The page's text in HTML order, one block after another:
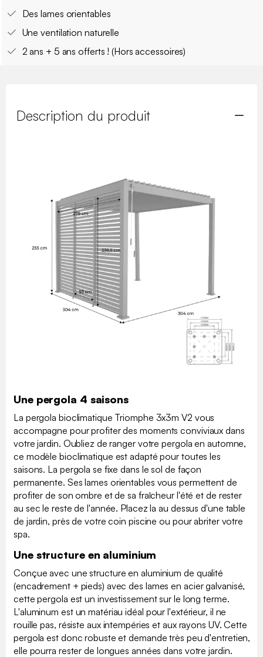
Des lames orientables
Une ventilation naturelle
2 ans + 5 ans offerts ! (Hors accessoires)
Description du produit
Une pergola 4 saisons
La pergola bioclimatique Triomphe 3x3m V2 vous
accompagne pour profiter des moments conviviaux dans
votre jardin. Oubliez de ranger votre pergola en automne,
ce modèle bioclimatique est adapté pour toutes les
saisons. La pergola se fixe dans le sol de façon
permanente. Ses lames orientables vous permettent de
profiter de son ombre et de sa fraîcheur l'été et de rester
au sec le reste de l'année. Placez la au dessus d'une table
de jardin, près de votre coin piscine ou pour abriter votre
spa.
Une structure en aluminium
Conçue avec une structure en aluminium de qualité
(encadrement + pieds) avec des lames en acier galvanisé,
cette pergola est un investissement sur le long terme.
L'aluminum est un matériau idéal pour l'extérieur, il ne
rouille pas, résiste aux intempéries et aux rayons UV. Cette
pergola est donc robuste et demande très peu d'entretien,
elle pourra rester de longues années dans votre jardin.